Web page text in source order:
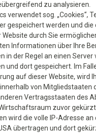
zu analysieren.
verwendet sog. „Cookies“,
gespeichert werden und die
durch Sie
Informationen über Ihre
in der Regel an einen Server
und dort gespeichert. Im
auf dieser Website, wird
von Mitgliedstaaten
Vertragsstaaten des
zuvor
wird die volle IP-Adresse an
übertragen und dort